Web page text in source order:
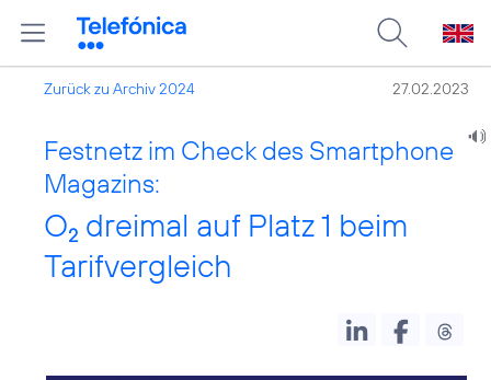
Zurück zu Archiv 2024 27.02.2023
Festnetz im Check des Smartphone
Magazins:
O2 dreimal auf Platz 1 beim
Tarifvergleich